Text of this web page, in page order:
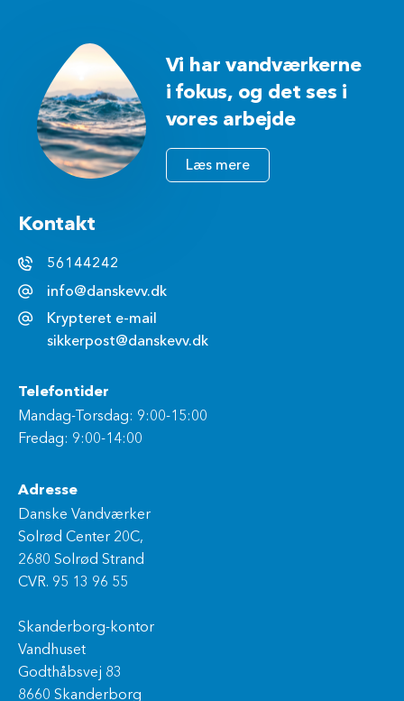
Vi har vandværkerne
i fokus, og det ses i
vores arbejde
Læs mere
Kontakt
56144242
info@danskevv.dk
Krypteret e-mail
sikkerpost@danskevv.dk
Telefontider
Mandag-Torsdag: 9:00-15:00
Fredag: 9:00-14:00
Adresse
Danske Vandværker
Solrød Center 20C,
2680 Solrød Strand
CVR. 95 13 96 55
Skanderborg-kontor
Vandhuset
Godthåbsvej 83
8660 Skanderborg